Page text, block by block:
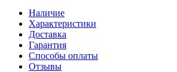
Наличие
Характеристики
Доставка
Гарантия
Способы оплаты
Отзывы